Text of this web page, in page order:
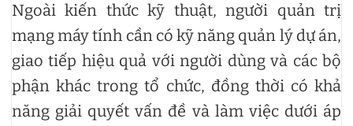
Ngoài kiến thức kỹ thuật, người quản trị
mạng máy tính cần có kỹ năng quản lý dự án,
giao tiếp hiệu quả với người dùng và các bộ
phận khác trong tổ chức, đồng thời có khả
năng giải quyết vấn đề và làm việc dưới áp